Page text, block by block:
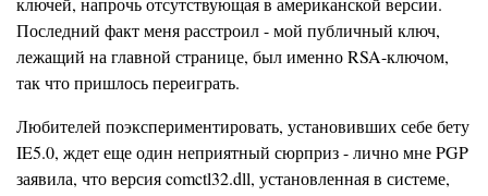
Последний факт меня расстроил - мой публичный ключ,
лежащий на главной странице, был именно RSA-ключом,
так что пришлось переиграть.
Любителей поэкспериментировать, установивших себе бету
IE5.0, ждет еще один неприятный сюрприз - лично мне PGP
заявила, что версия comctl32.dll, установленная в системе,